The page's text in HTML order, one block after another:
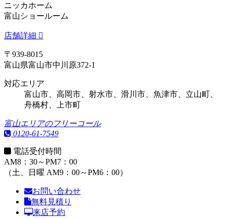
ニッカホーム
富山ショールーム
店舗詳細
〒939-8015
富山県富山市中川原372-1
対応エリア
富山市、高岡市、射水市、滑川市、魚津市、立山町、
舟橋村、上市町
富山エリアのフリーコール
0120-61-7549
電話受付時間
AM8：30～PM7：00
（土、日曜 AM9：00～PM6：00）
お問い合わせ
無料見積り
来店予約